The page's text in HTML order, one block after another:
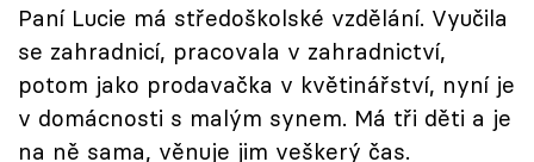
Speciál: Cuketa
Těhotnej kuchař
Sledujte prima+
Paní Lucie má středoškolské vzdělání. Vyučila
se zahradnicí, pracovala v zahradnictví,
potom jako prodavačka v květinářství, nyní je
v domácnosti s malým synem. Má tři děti a je
na ně sama, věnuje jim veškerý čas.